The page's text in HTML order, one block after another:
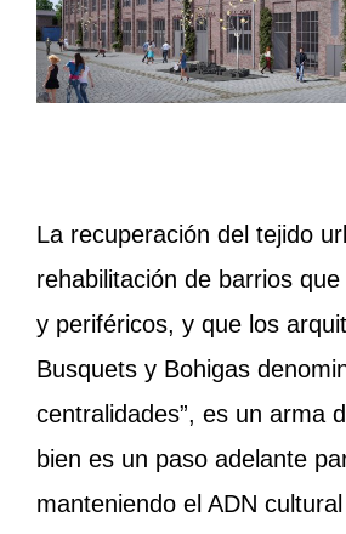
La recuperación del tejido
rehabilitación de barrios
y periféricos, y que los
Busquets y Bohigas
centralidades”, es un arma
bien es un paso adelante
manteniendo el ADN